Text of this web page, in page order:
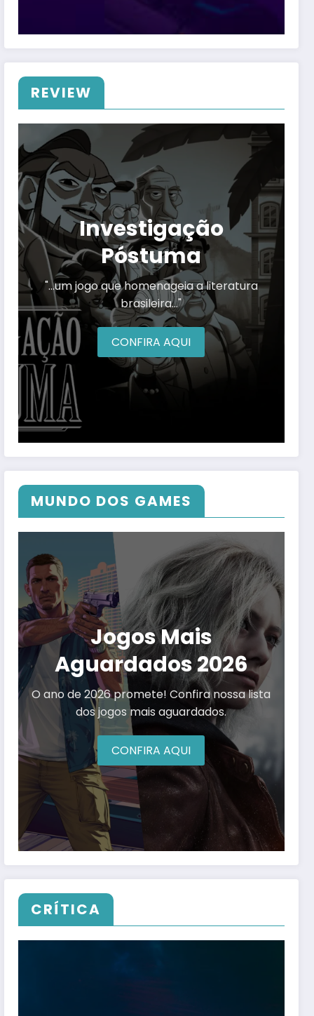
REVIEW
Investigação
Póstuma
"…um jogo que homenageia a literatura
brasileira…"
CONFIRA AQUI
MUNDO DOS GAMES
Jogos Mais
Aguardados 2026
O ano de 2026 promete! Confira nossa lista
dos jogos mais aguardados.
CONFIRA AQUI
CRÍTICA